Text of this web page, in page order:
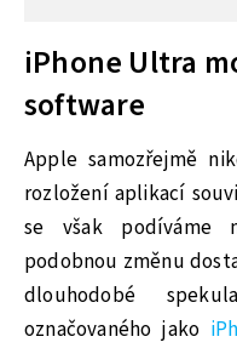
iPhone Ultra
software
Apple samozřejmě
rozložení aplikací
se však podíváme
podobnou změnu
dlouhodobé
označovaného jako